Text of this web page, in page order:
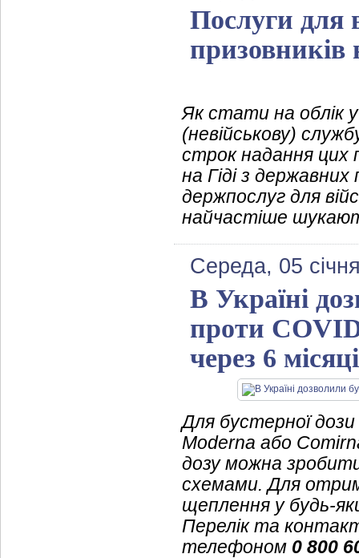
Послуги для
призовників
Як стати на облік
(невійськову)
строк надання цих
на Гіді з
держпослуг для
найчастіше
Середа, 05
В Україні
проти
через 6
Для бустерної
Moderna або
дозу можна
схемами. Для
щеплення у будь-
Перелік та
телефоном 0 800